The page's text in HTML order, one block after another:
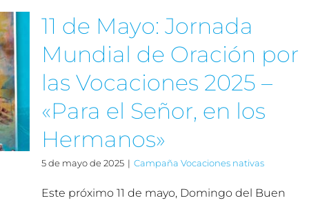
11 de Mayo: Jornada
Mundial de Oración por
las Vocaciones 2025 –
«Para el Señor, en los
Hermanos»
5 de mayo de 2025 | Campaña Vocaciones nativas
Este próximo 11 de mayo, Domingo del Buen